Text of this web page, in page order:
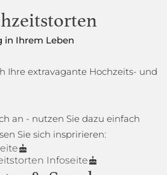
in Ihrem Leben
Ihre extravagante Hochzeits- und
an - nutzen Sie dazu einfach
Sie sich inspririeren:
Infoseite